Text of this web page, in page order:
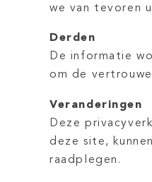
we van tevoren
Derden
De informatie
om de
Veranderingen
Deze
deze site,
raadplegen.